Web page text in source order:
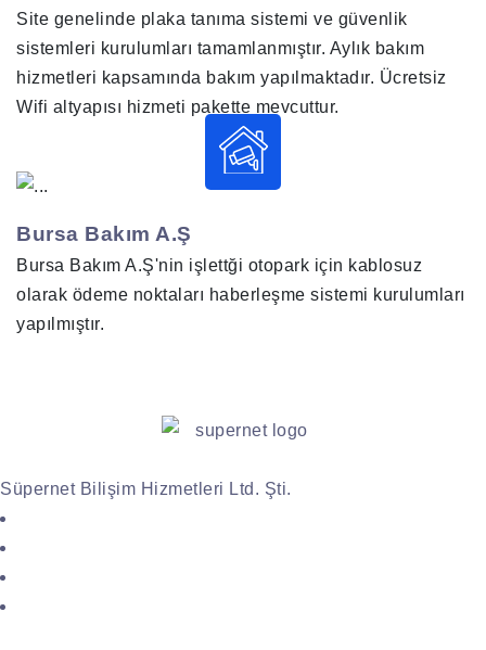
Site genelinde plaka tanıma sistemi ve güvenlik
sistemleri kurulumları tamamlanmıştır. Aylık bakım
hizmetleri kapsamında bakım yapılmaktadır. Ücretsiz
Wifi altyapısı hizmeti pakette mevcuttur.
Bursa Bakım A.Ş
Bursa Bakım A.Ş'nin işlettği otopark için kablosuz
olarak ödeme noktaları haberleşme sistemi kurulumları
yapılmıştır.
Süpernet Bilişim Hizmetleri Ltd. Şti.